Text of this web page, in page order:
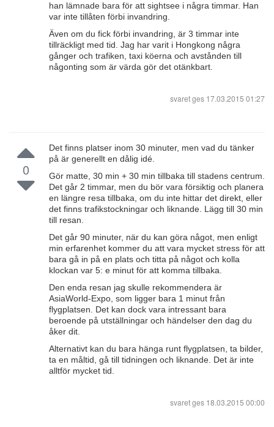
han lämnade bara för att sightsee i några timmar. Han
var inte tillåten förbi invandring.
Även om du fick förbi invandring, är 3 timmar inte
tillräckligt med tid. Jag har varit i Hongkong några
gånger och trafiken, taxi köerna och avstånden till
någonting som är värda gör det otänkbart.
svaret ges 17.03.2015 01:27
0
Det finns platser inom 30 minuter, men vad du tänker
på är generellt en dålig idé.
Gör matte, 30 min + 30 min tillbaka till stadens centrum.
Det går 2 timmar, men du bör vara försiktig och planera
en längre resa tillbaka, om du inte hittar det direkt, eller
det finns trafikstockningar och liknande. Lägg till 30 min
till resan.
Det går 90 minuter, när du kan göra något, men enligt
min erfarenhet kommer du att vara mycket stress för att
bara gå in på en plats och titta på något och kolla
klockan var 5: e minut för att komma tillbaka.
Den enda resan jag skulle rekommendera är
AsiaWorld-Expo, som ligger bara 1 minut från
flygplatsen. Det kan dock vara intressant bara
beroende på utställningar och händelser den dag du
åker dit.
Alternativt kan du bara hänga runt flygplatsen, ta bilder,
ta en måltid, gå till tidningen och liknande. Det är inte
alltför mycket tid.
svaret ges 18.03.2015 00:00